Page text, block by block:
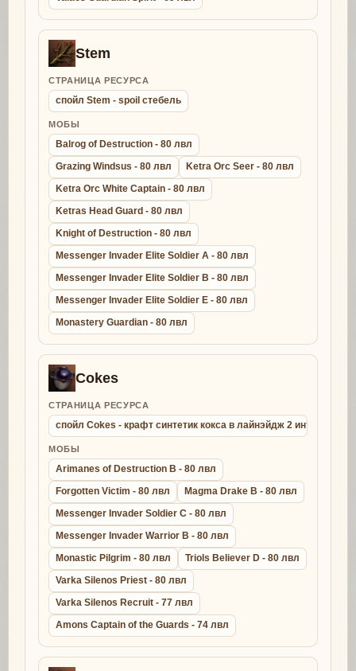
Stem
СТРАНИЦА РЕСУРСА
спойл Stem - spoil стебель
МОБЫ
Balrog of Destruction - 80 лвл
Grazing Windsus - 80 лвл
Ketra Orc Seer - 80 лвл
Ketra Orc White Captain - 80 лвл
Ketras Head Guard - 80 лвл
Knight of Destruction - 80 лвл
Messenger Invader Elite Soldier A - 80 лвл
Messenger Invader Elite Soldier B - 80 лвл
Messenger Invader Elite Soldier E - 80 лвл
Monastery Guardian - 80 лвл
Cokes
СТРАНИЦА РЕСУРСА
спойл Cokes - крафт синтетик кокса в лайнэйдж 2 интерлюд
МОБЫ
Arimanes of Destruction B - 80 лвл
Forgotten Victim - 80 лвл
Magma Drake B - 80 лвл
Messenger Invader Soldier C - 80 лвл
Messenger Invader Warrior B - 80 лвл
Monastic Pilgrim - 80 лвл
Triols Believer D - 80 лвл
Varka Silenos Priest - 80 лвл
Varka Silenos Recruit - 77 лвл
Amons Captain of the Guards - 74 лвл